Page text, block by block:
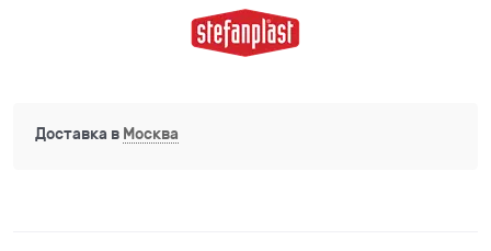
Доставка в Москва